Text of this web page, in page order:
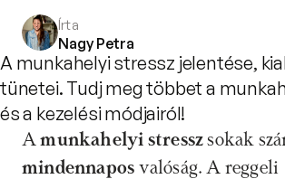
Írta
Nagy Petra
A munkahelyi stressz jelentése,
tünetei. Tudj meg többet a
és a kezelési módjairól!
A munkahelyi stressz
mindennapos valóság. A reggeli